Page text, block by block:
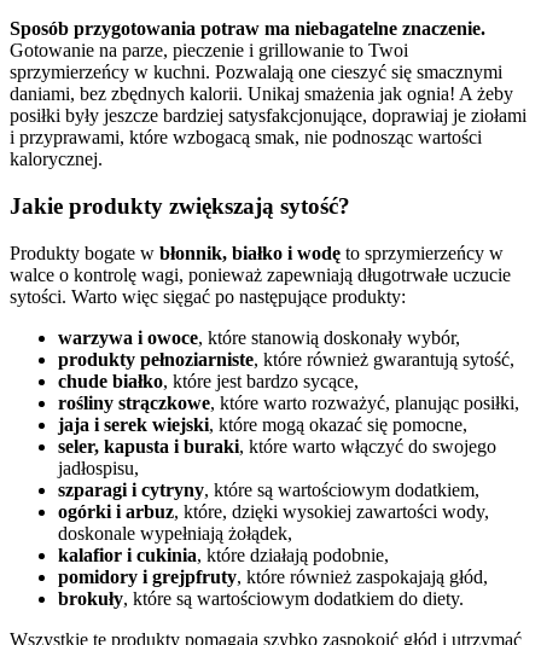
Sposób przygotowania potraw ma niebagatelne znaczenie.
Gotowanie na parze, pieczenie i grillowanie to Twoi
sprzymierzeńcy w kuchni. Pozwalają one cieszyć się smacznymi
daniami, bez zbędnych kalorii. Unikaj smażenia jak ognia! A żeby
posiłki były jeszcze bardziej satysfakcjonujące, doprawiaj je ziołami
i przyprawami, które wzbogacą smak, nie podnosząc wartości
kalorycznej.
Jakie produkty zwiększają sytość?
Produkty bogate w błonnik, białko i wodę to sprzymierzeńcy w
walce o kontrolę wagi, ponieważ zapewniają długotrwałe uczucie
sytości. Warto więc sięgać po następujące produkty:
warzywa i owoce, które stanowią doskonały wybór,
produkty pełnoziarniste, które również gwarantują sytość,
chude białko, które jest bardzo sycące,
rośliny strączkowe, które warto rozważyć, planując posiłki,
jaja i serek wiejski, które mogą okazać się pomocne,
seler, kapusta i buraki, które warto włączyć do swojego
jadłospisu,
szparagi i cytryny, które są wartościowym dodatkiem,
ogórki i arbuz, które, dzięki wysokiej zawartości wody,
doskonale wypełniają żołądek,
kalafior i cukinia, które działają podobnie,
pomidory i grejpfruty, które również zaspokajają głód,
brokuły, które są wartościowym dodatkiem do diety.
Wszystkie te produkty pomagają szybko zaspokoić głód i utrzymać